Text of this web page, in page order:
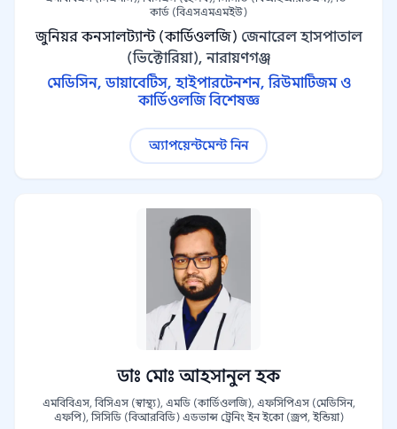
কার্ড (বিএসএমএমইউ)
জুনিয়র কনসালট্যান্ট (কার্ডিওলজি) জেনারেল হাসপাতাল
(ভিক্টোরিয়া), নারায়ণগঞ্জ
মেডিসিন, ডায়াবেটিস, হাইপারটেনশন, রিউমাটিজম ও
কার্ডিওলজি বিশেষজ্ঞ
অ্যাপয়েন্টমেন্ট নিন
ডাঃ মোঃ আহসানুল হক
এমবিবিএস, বিসিএস (স্বাস্থ্য), এমডি (কার্ডিওলজি), এফসিপিএস (মেডিসিন,
এফপি), সিসিডি (বিআরবিডি) এডভান্স ট্রেনিং ইন ইকো (জ্রপ, ইন্ডিয়া)